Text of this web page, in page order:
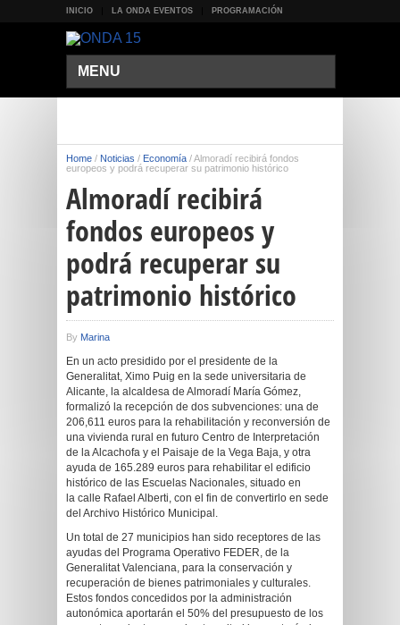
INICIO LA ONDA EVENTOS PROGRAMACIÓN
MENU
Home / Noticias / Economía /Almoradí recibirá fondos
europeos y podrá recuperar su patrimonio histórico
Almoradí recibirá
fondos europeos y
podrá recuperar su
patrimonio histórico
By Marina
En un acto presidido por el presidente de la
Generalitat, Ximo Puig en la sede universitaria de
Alicante, la alcaldesa de Almoradí María Gómez,
formalizó la recepción de dos subvenciones: una de
206,611 euros para la rehabilitación y reconversión de
una vivienda rural en futuro Centro de Interpretación
de la Alcachofa y el Paisaje de la Vega Baja, y otra
ayuda de 165.289 euros para rehabilitar el edificio
histórico de las Escuelas Nacionales, situado en
la calle Rafael Alberti, con el fin de convertirlo en sede
del Archivo Histórico Municipal.
Un total de 27 municipios han sido receptores de las
ayudas del Programa Operativo FEDER, de la
Generalitat Valenciana, para la conservación y
recuperación de bienes patrimoniales y culturales.
Estos fondos concedidos por la administración
autonómica aportarán el 50% del presupuesto de los